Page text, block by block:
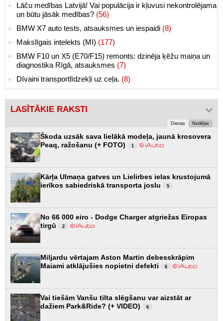
Lāču medības Latvijā! Vai populācija ir kļuvusi nekontrolējama
un būtu jāsāk medības? (56)
BMW X7 auto tests, atsauksmes un iespaidi (8)
Makslīgais intelekts (MI) (177)
BMW F10 un X5 (E70/F15) remonts: dzinēja ķēžu maiņa un
diagnostika Rīgā, atsauksmes (7)
Dīvaini transportlīdzekļi uz ceļa. (8)
LASĪTĀKIE RAKSTI
Dienas Nedēļas
Škoda uzsāk sava lielākā modeļa, jaunā krosovera
Peaq, ražošanu (+ FOTO)
1
Kārļa Ulmaņa gatves un Lielirbes ielas krustojumā
ierīkos sabiedriskā transporta joslu
5
No 66 000 eiro - Dodge Charger atgriežas Eiropas
tirgū
2
Miljardu vērtajam Aston Martin debesskrāpim
Maiami atklājušies nopietni defekti
6
Vai tiešām Vanšu tilta slēgšanu var aizstāt ar
dažiem Park&Ride? (+ VIDEO)
6